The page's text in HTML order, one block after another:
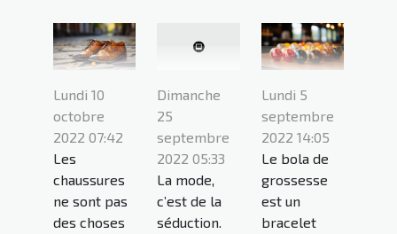
Lundi 10
octobre
2022 07:42
Les
chaussures
ne sont pas
des choses
Dimanche
25
septembre
2022 05:33
La mode,
c’est de la
séduction.
Lundi 5
septembre
2022 14:05
Le bola de
grossesse
est un
bracelet